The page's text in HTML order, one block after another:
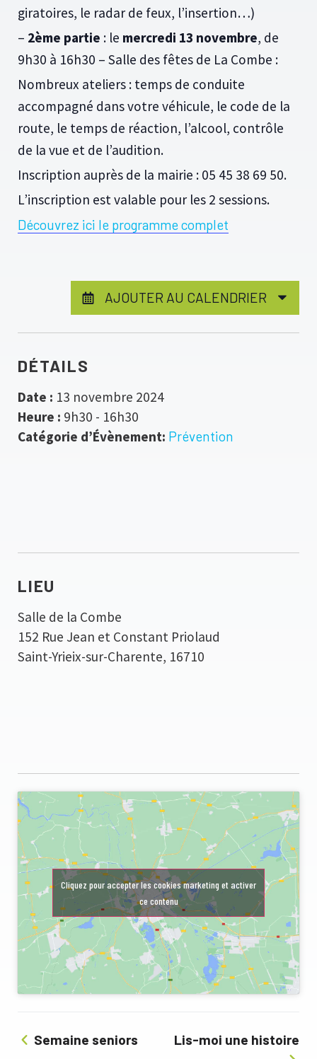
giratoires, le radar de feux, l’insertion…)
– 2ème partie : le mercredi 13 novembre, de
9h30 à 16h30 – Salle des fêtes de La Combe :
Nombreux ateliers : temps de conduite
accompagné dans votre véhicule, le code de la
route, le temps de réaction, l’alcool, contrôle
de la vue et de l’audition.
Inscription auprès de la mairie : 05 45 38 69 50.
L’inscription est valable pour les 2 sessions.
Découvrez ici le programme complet
AJOUTER AU CALENDRIER
DÉTAILS
Date : 13 novembre 2024
Heure : 9h30 - 16h30
Catégorie d’Évènement: Prévention
LIEU
Salle de la Combe
152 Rue Jean et Constant Priolaud
Saint-Yrieix-sur-Charente, 16710
Cliquez pour accepter les cookies marketing et activer
ce contenu
Semaine seniors Lis-moi une histoire